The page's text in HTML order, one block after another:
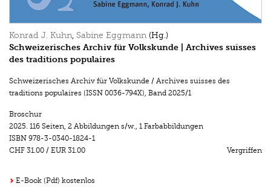
Konrad J. Kuhn, Sabine Eggmann (Hg.)
Schweizerisches Archiv für Volkskunde | Archives suisses
des traditions populaires
Schweizerisches Archiv für Volkskunde / Archives suisses des
traditions populaires (ISSN 0036-794X), Band 2025/1
Broschur
2025. 116 Seiten, 2 Abbildungen s/w., 1 Farbabbildungen
ISBN 978-3-0340-1824-1
CHF 31.00 / EUR 31.00 Vergriffen
E-Book (Pdf) kostenlos